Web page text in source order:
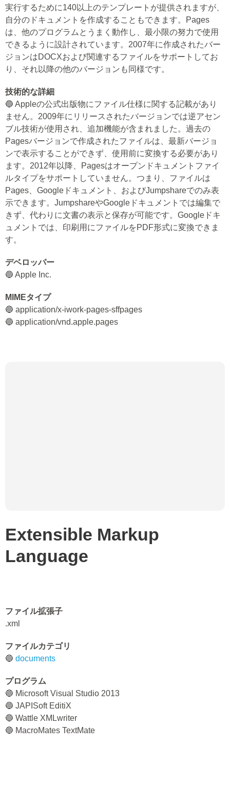
実行するために140以上のテンプレートが提供されますが、
自分のドキュメントを作成することもできます。Pages
は、他のプログラムとうまく動作し、最小限の努力で使用
できるように設計されています。2007年に作成されたバー
ジョンはDOCXおよび関連するファイルをサポートしてお
り、それ以降の他のバージョンも同様です。
技術的な詳細
🔵 Appleの公式出版物にファイル仕様に関する記載があり
ません。2009年にリリースされたバージョンでは逆アセン
ブル技術が使用され、追加機能が含まれました。過去の
Pagesバージョンで作成されたファイルは、最新バージョ
ンで表示することができず、使用前に変換する必要があり
ます。2012年以降、Pagesはオープンドキュメントファイ
ルタイプをサポートしていません。つまり、ファイルは
Pages、Googleドキュメント、およびJumpshareでのみ表
示できます。JumpshareやGoogleドキュメントでは編集で
きず、代わりに文書の表示と保存が可能です。Googleドキ
ュメントでは、印刷用にファイルをPDF形式に変換できま
す。
デベロッパー
🔵 Apple Inc.
MIMEタイプ
🔵 application/x-iwork-pages-sffpages
🔵 application/vnd.apple.pages
Extensible Markup
Language
ファイル拡張子
.xml
ファイルカテゴリ
🔵 documents
プログラム
🔵 Microsoft Visual Studio 2013
🔵 JAPISoft EditiX
🔵 Wattle XMLwriter
🔵 MacroMates TextMate